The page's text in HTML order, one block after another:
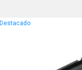
Destacado